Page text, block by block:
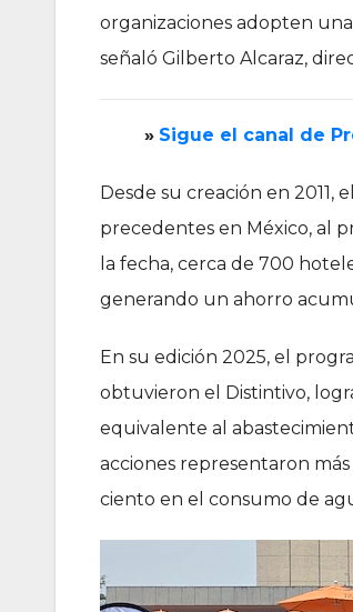
organizaciones adopten
señaló Gilberto Alcaraz,
» ‎Sigue el canal de
Desde su creación en
precedentes en México, al
la fecha, cerca de 700
generando un ahorro
En su edición 2025, el
obtuvieron el Distintivo,
equivalente al
acciones representaron
ciento en el consumo de